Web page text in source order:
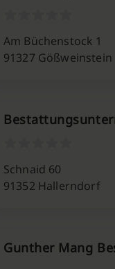
Am Büchenstock 1
91327 Gößweinstein
Schnaid 60
91352 Hallerndorf
Gunther Mang